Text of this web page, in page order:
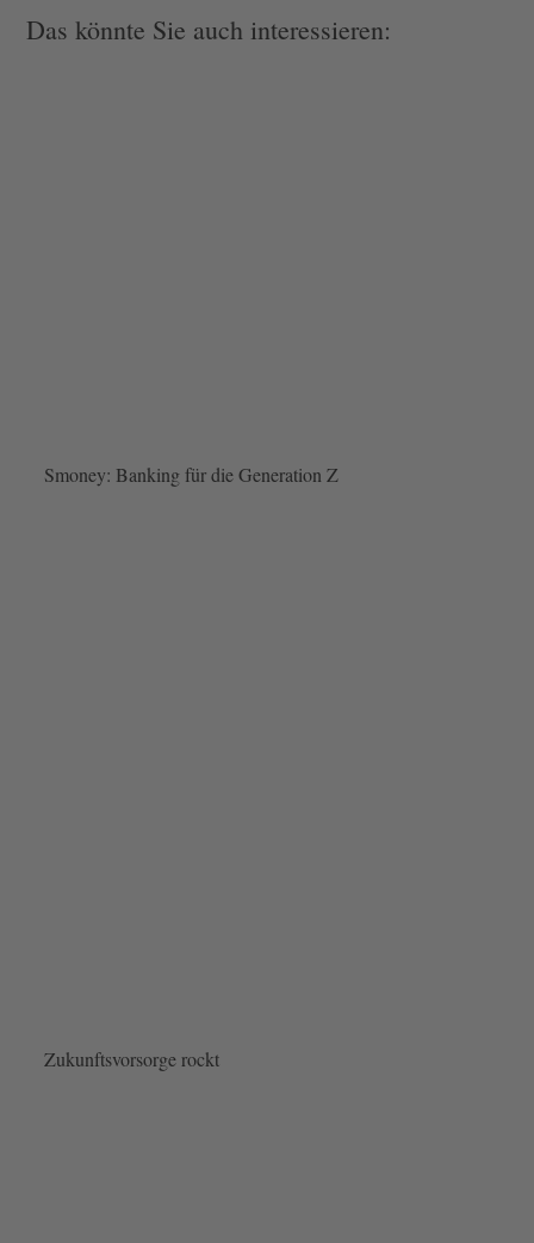
Das könnte Sie auch interessieren:
Smoney: Banking für die Generation Z
Zukunftsvorsorge rockt